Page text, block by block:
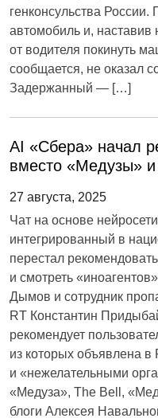
генконсульства
автомобиль и, наставив
от водителя покинуть
сообщается, не оказал
Задержанный — […]
AI «Сбера» начал
вместо «Медузы»
27 августа, 2025
Чат на основе
интегрированный в
перестал
и смотреть
Дымов и сотрудник
RT Константин
рекомендует
из которых объявлена
и «нежелательными
«Медуза», The Bell,
блоги Алексея